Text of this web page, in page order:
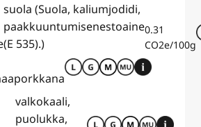
suola (Suola, kaliumjodidi,
paakkuuntumisenestoaine
(E 535).)
0.31
CO2e/100g
porkkana
valkokaali,
puolukka,